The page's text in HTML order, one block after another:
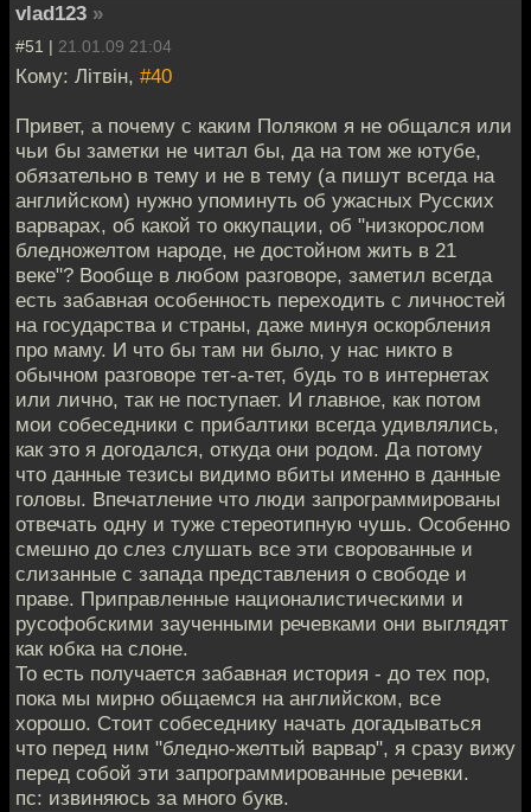
vlad123 »
#51 | 21.01.09 21:04
Кому: Лiтвiн, #40
Привет, а почему с каким Поляком я не общался или
чьи бы заметки не читал бы, да на том же ютубе,
обязательно в тему и не в тему (а пишут всегда на
английском) нужно упоминуть об ужасных Русских
варварах, об какой то оккупации, об "низкорослом
бледножелтом народе, не достойном жить в 21
веке"? Вообще в любом разговоре, заметил всегда
есть забавная особенность переходить с личностей
на государства и страны, даже минуя оскорбления
про маму. И что бы там ни было, у нас никто в
обычном разговоре тет-а-тет, будь то в интернетах
или лично, так не поступает. И главное, как потом
мои собеседники с прибалтики всегда удивлялись,
как это я догодался, откуда они родом. Да потому
что данные тезисы видимо вбиты именно в данные
головы. Впечатление что люди запрограммированы
отвечать одну и туже стереотипную чушь. Особенно
смешно до слез слушать все эти сворованные и
слизанные с запада представления о свободе и
праве. Приправленные националистическими и
русофобскими заученными речевками они выглядят
как юбка на слоне.
То есть получается забавная история - до тех пор,
пока мы мирно общаемся на английском, все
хорошо. Стоит собеседнику начать догадываться
что перед ним "бледно-желтый варвар", я сразу вижу
перед собой эти запрограммированные речевки.
пс: извиняюсь за много букв.